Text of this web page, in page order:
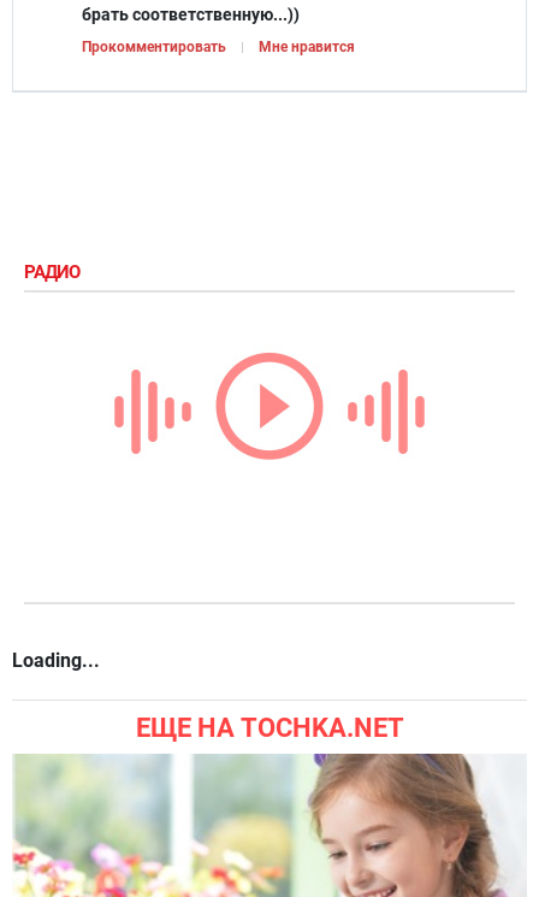
брать соответственную...))
Прокомментировать Мне нравится
РАДИО
Loading...
ЕЩЕ НА TOCHKA.NET